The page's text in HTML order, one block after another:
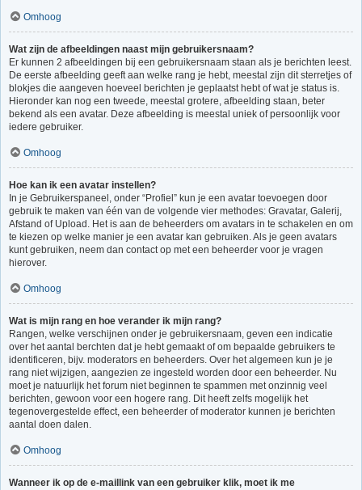
Omhoog
Wat zijn de afbeeldingen naast mijn gebruikersnaam?
Er kunnen 2 afbeeldingen bij een gebruikersnaam staan als je berichten leest.
De eerste afbeelding geeft aan welke rang je hebt, meestal zijn dit sterretjes of
blokjes die aangeven hoeveel berichten je geplaatst hebt of wat je status is.
Hieronder kan nog een tweede, meestal grotere, afbeelding staan, beter
bekend als een avatar. Deze afbeelding is meestal uniek of persoonlijk voor
iedere gebruiker.
Omhoog
Hoe kan ik een avatar instellen?
In je Gebruikerspaneel, onder “Profiel” kun je een avatar toevoegen door
gebruik te maken van één van de volgende vier methodes: Gravatar, Galerij,
Afstand of Upload. Het is aan de beheerders om avatars in te schakelen en om
te kiezen op welke manier je een avatar kan gebruiken. Als je geen avatars
kunt gebruiken, neem dan contact op met een beheerder voor je vragen
hierover.
Omhoog
Wat is mijn rang en hoe verander ik mijn rang?
Rangen, welke verschijnen onder je gebruikersnaam, geven een indicatie
over het aantal berchten dat je hebt gemaakt of om bepaalde gebruikers te
identificeren, bijv. moderators en beheerders. Over het algemeen kun je je
rang niet wijzigen, aangezien ze ingesteld worden door een beheerder. Nu
moet je natuurlijk het forum niet beginnen te spammen met onzinnig veel
berichten, gewoon voor een hogere rang. Dit heeft zelfs mogelijk het
tegenovergestelde effect, een beheerder of moderator kunnen je berichten
aantal doen dalen.
Omhoog
Wanneer ik op de e-maillink van een gebruiker klik, moet ik me